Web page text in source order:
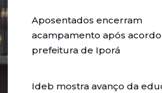
Aposentados encerram
acampamento após
prefeitura de Iporá
Ideb mostra avanço da